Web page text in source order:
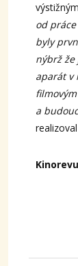
od
byly
nýbrž
aparát v
a